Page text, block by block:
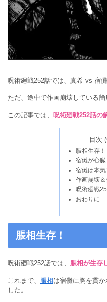
呪術廻戦252話では、真希 vs 宿
ただ、途中で作画崩壊している
この記事では、 呪術廻戦252話の
目次
脹相生存！
宿儺が心
宿儺は本気
作画崩壊
呪術廻戦
おわりに
脹相生存！
呪術廻戦252話では、 脹相が生存
これまで、 脹相は宿儺に胸を貫
した。